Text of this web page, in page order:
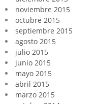
noviembre 2015
octubre 2015
septiembre 2015
agosto 2015
julio 2015
junio 2015
mayo 2015
abril 2015
marzo 2015